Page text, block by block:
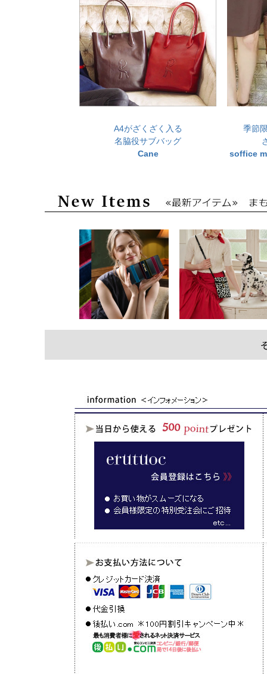
A4がざくざく入る
名脇役サブバッグ
Cane
季節
soffice